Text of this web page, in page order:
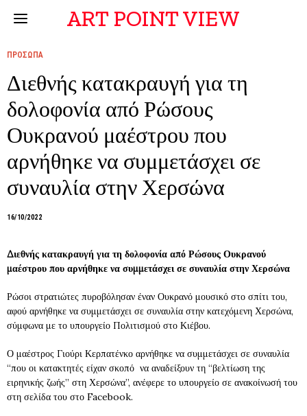
ART POINT VIEW
ΠΡΟΣΩΠΑ
Διεθνής κατακραυγή για τη
δολοφονία από Ρώσους
Ουκρανού μαέστρου που
αρνήθηκε να συμμετάσχει σε
συναυλία στην Χερσώνα
16/10/2022
Διεθνής κατακραυγή για τη δολοφονία από Ρώσους Ουκρανού
μαέστρου που αρνήθηκε να συμμετάσχει σε συναυλία στην Χερσώνα
Ρώσοι στρατιώτες πυροβόλησαν έναν Ουκρανό μουσικό στο σπίτι του,
αφού αρνήθηκε να συμμετάσχει σε συναυλία στην κατεχόμενη Χερσώνα,
σύμφωνα με το υπουργείο Πολιτισμού στο Κιέβου.
Ο μαέστρος Γιούρι Κερπατένκο αρνήθηκε να συμμετάσχει σε συναυλία
“που οι κατακτητές είχαν σκοπό να αναδείξουν τη “βελτίωση της
ειρηνικής ζωής” στη Χερσώνα”, ανέφερε το υπουργείο σε ανακοίνωσή του
στη σελίδα του στο Facebook.